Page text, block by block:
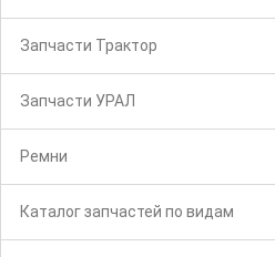
Запчасти Трактор
Запчасти УРАЛ
Ремни
Каталог запчастей по видам